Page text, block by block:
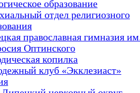
образование
отдел религиозного
православная гимназия
Оптинского
копилка
клуб «Экклезиаст»